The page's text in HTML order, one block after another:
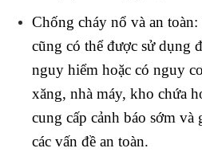
Chống cháy nổ và an
cũng có thể được sử dụng
nguy hiểm hoặc có nguy
xăng, nhà máy, kho chứa
cung cấp cảnh báo sớm
các vấn đề an toàn.